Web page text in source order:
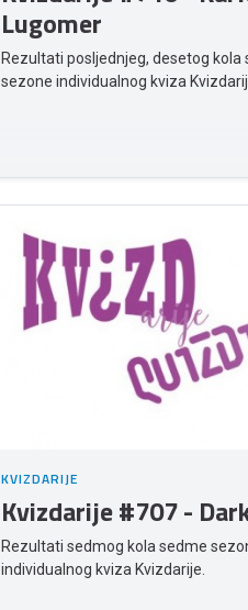
Lugomer
Rezultati posljednjeg, desetog kola
sezone individualnog kviza
KVIZDARIJE
Kvizdarije #707 -
Rezultati sedmog kola sedme
individualnog kviza Kvizdarije.